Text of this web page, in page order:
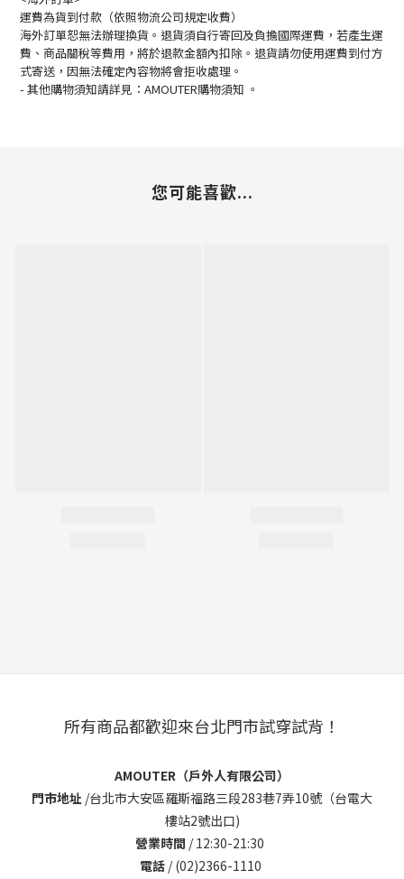
運費為貨到付款（依照物流公司規定收費）
海外訂單恕無法辦理換貨。退貨須自行寄回及負擔國際運費，若產生運
費、商品關稅等費用，將於退款金額內扣除。退貨請勿使用運費到付方
式寄送，因無法確定內容物將會拒收處理。
- 其他購物須知請詳見： AMOUTER購物須知 。
您可能喜歡...
所有商品都歡迎來台北門市試穿試背！
AMOUTER（戶外人有限公司）
門市地址 /台北市大安區羅斯福路三段283巷7弄10號（台電大
樓站2號出口)
營業時間 / 12:30-21:30
電話 / (02)2366-1110